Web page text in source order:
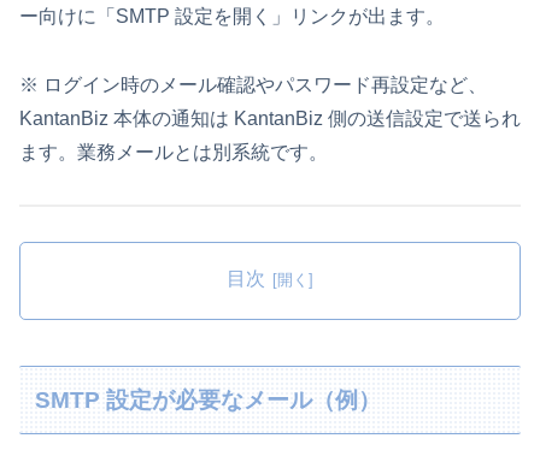
ー向けに「SMTP 設定を開く」リンクが出ます。
※ ログイン時のメール確認やパスワード再設定など、
KantanBiz 本体の通知は KantanBiz 側の送信設定で送られ
ます。業務メールとは別系統です。
目次
SMTP 設定が必要なメール（例）